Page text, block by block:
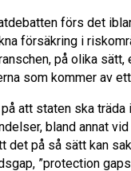
förs det
försäkring i
på olika
som kommer av
att staten ska
bland annat
det på så sätt kan
”protection